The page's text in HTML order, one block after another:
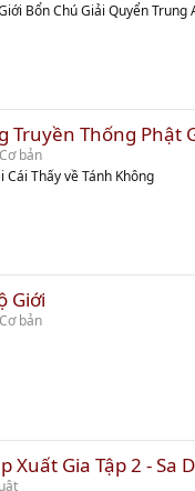
Bổn Chú Giải Quyển Trung
Truyền Thống Phật
Cơ bản
Thấy về Tánh Không
Giới
Cơ bản
Xuất Gia Tập 2 - Sa